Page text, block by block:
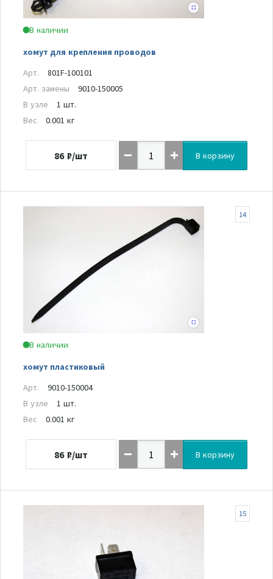
В наличии
хомут для крепления проводов
Арт.
801F-100101
Арт. замены
9010-150005
В узле
1 шт.
Вес
0.001 кг
86 ₽/шт В корзину
В наличии
хомут пластиковый
14
Арт.
9010-150004
В узле
1 шт.
Вес
0.001 кг
86 ₽/шт В корзину
15